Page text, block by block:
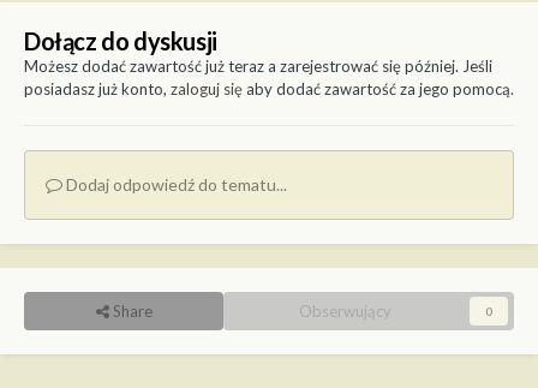
Dołącz do dyskusji
Możesz dodać zawartość już teraz a zarejestrować się później. Jeśli
posiadasz już konto, zaloguj sięaby dodać zawartość za jego pomocą.
Dodaj odpowiedź do tematu...
Share Obserwujący 0